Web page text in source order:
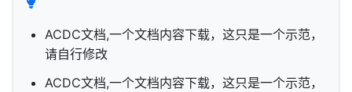
ACDC文档,一个文档内容下载，这只是一个示范，
请自行修改
ACDC文档,一个文档内容下载，这只是一个示范，